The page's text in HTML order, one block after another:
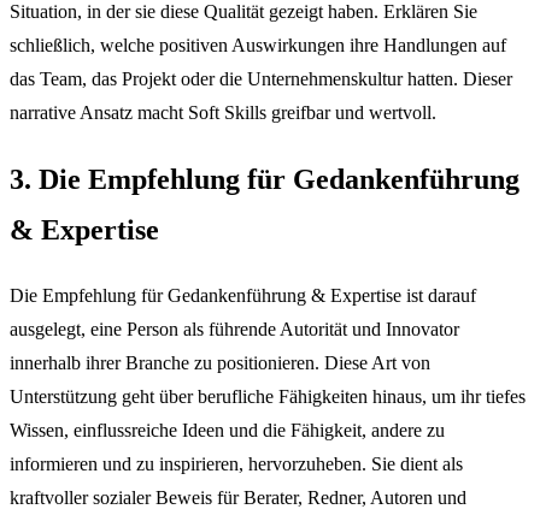
Situation, in der sie diese Qualität gezeigt haben. Erklären Sie
schließlich, welche positiven Auswirkungen ihre Handlungen auf
das Team, das Projekt oder die Unternehmenskultur hatten. Dieser
narrative Ansatz macht Soft Skills greifbar und wertvoll.
3. Die Empfehlung für Gedankenführung
& Expertise
Die Empfehlung für Gedankenführung & Expertise ist darauf
ausgelegt, eine Person als führende Autorität und Innovator
innerhalb ihrer Branche zu positionieren. Diese Art von
Unterstützung geht über berufliche Fähigkeiten hinaus, um ihr tiefes
Wissen, einflussreiche Ideen und die Fähigkeit, andere zu
informieren und zu inspirieren, hervorzuheben. Sie dient als
kraftvoller sozialer Beweis für Berater, Redner, Autoren und